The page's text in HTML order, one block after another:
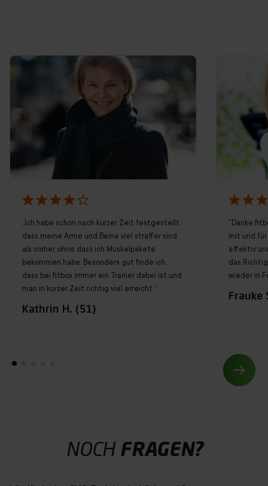
„Ich habe schon nach kurzer Zeit festgestellt,
dass meine Arme und Beine viel straffer sind
als vorher, ohne dass ich Muskelpakete
bekommen habe. Besonders gut finde ich,
dass bei fitbox immer ein Trainer dabei ist und
man in kurzer Zeit richtig viel erreicht.“
Kathrin H. (51)
"Danke
mit und für
effektiv
das
wieder in
Frauke
NOCHFRAGEN?